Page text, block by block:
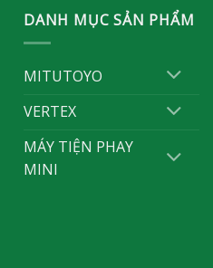
DANH MỤC SẢN PHẨM
MITUTOYO
VERTEX
MÁY TIỆN PHAY
MINI